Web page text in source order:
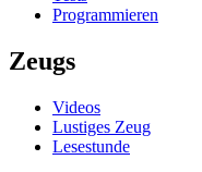
Programmieren
Zeugs
Videos
Lustiges Zeug
Lesestunde